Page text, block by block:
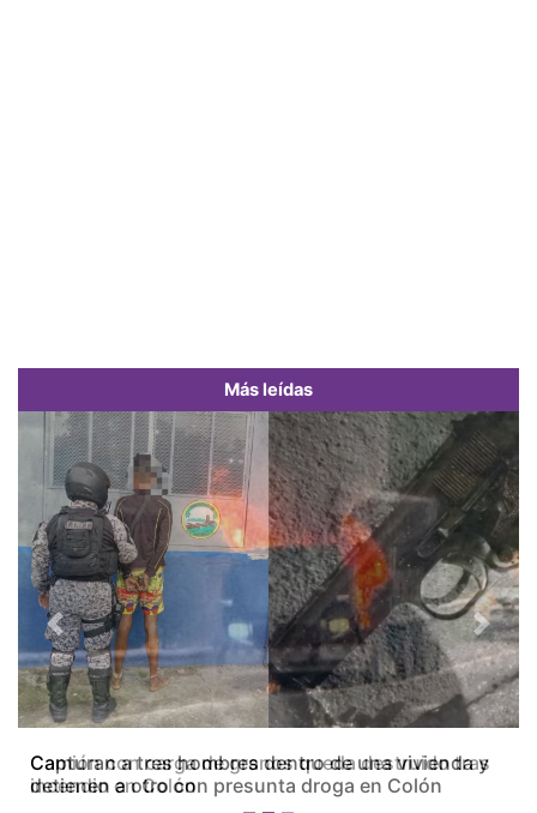
Más leídas
Camión con carga de granos queda destruido tras
incendio en Colón
Previous Next